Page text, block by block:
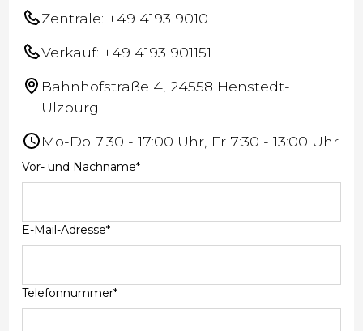
Zentrale: +49 4193 9010
Verkauf: +49 4193 901151
Bahnhofstraße 4, 24558 Henstedt-
Ulzburg
Mo-Do 7:30 - 17:00 Uhr, Fr 7:30 - 13:00 Uhr
Vor- und Nachname*
E-Mail-Adresse*
Telefonnummer*